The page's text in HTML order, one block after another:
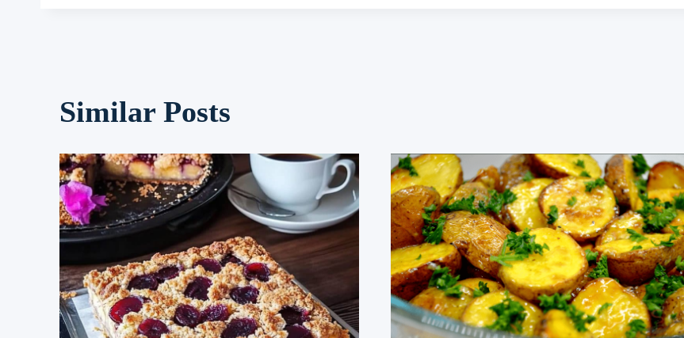
Similar Posts